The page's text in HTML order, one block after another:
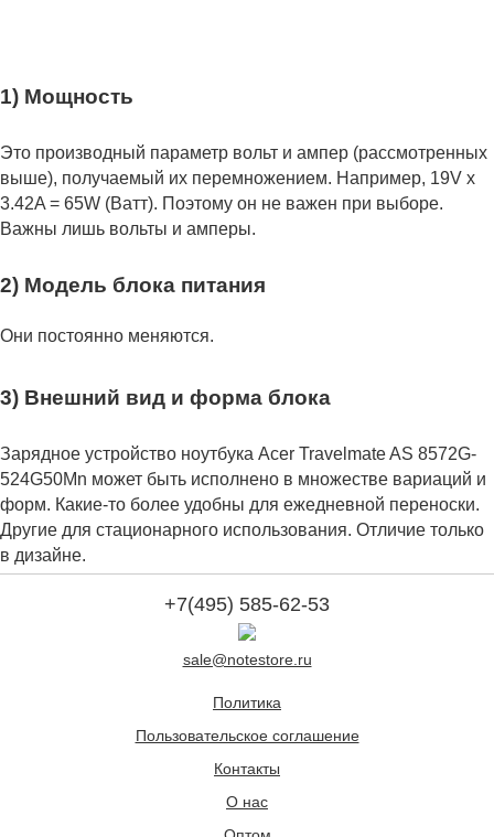
1) Мощность
Это производный параметр вольт и ампер (рассмотренных
выше), получаемый их перемножением. Например, 19V x
3.42A = 65W (Ватт). Поэтому он не важен при выборе.
Важны лишь вольты и амперы.
2) Модель блока питания
Они постоянно меняются.
3) Внешний вид и форма блока
Зарядное устройство ноутбука Acer Travelmate AS 8572G-
524G50Mn может быть исполнено в множестве вариаций и
форм. Какие-то более удобны для ежедневной переноски.
Другие для стационарного использования. Отличие только
в дизайне.
+7(495) 585-62-53
sale@notestore.ru
Политика
Пользовательское соглашение
Контакты
О нас